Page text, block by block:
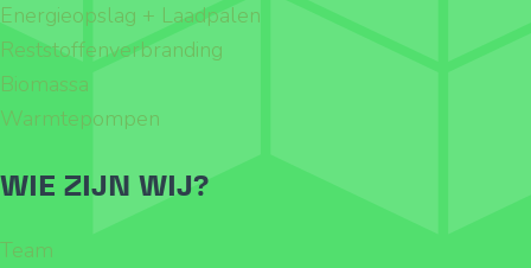
Energieopslag + Laadpalen
Reststoffenverbranding
Biomassa
Warmtepompen
WIE ZIJN WIJ?
Team